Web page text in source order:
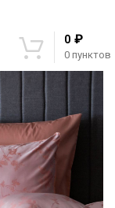
0 пунктов
0 ₽